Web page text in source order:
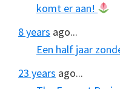
komt er aan!
8 years ago...
Een half jaar
23 years ago...